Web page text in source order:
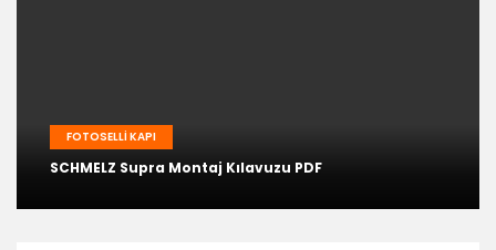
FOTOSELLI KAPI
SCHMELZ Supra Montaj Kılavuzu PDF